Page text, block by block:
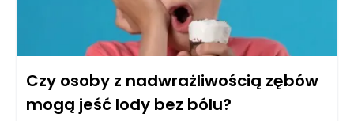
Czy osoby z nadwrażliwością zębów
mogą jeść lody bez bólu?